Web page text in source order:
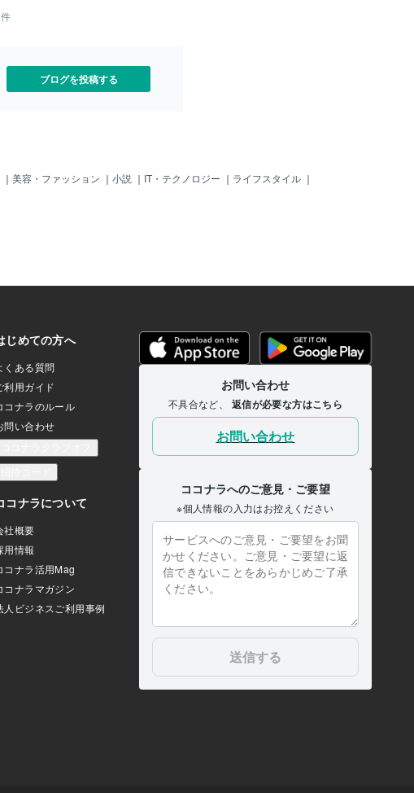
件
ブログを投稿する
｜ 美容・ファッション ｜ 小説 ｜ IT・テクノロジー ｜ ライフスタイル ｜